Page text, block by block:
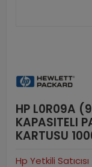
HP L0R09A
KAPASITELI
KARTUSU
Hp Yetkili Satıcısı